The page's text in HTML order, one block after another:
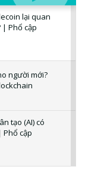
lại quan
Phổ cập
người mới?
tạo (AI) có
cập